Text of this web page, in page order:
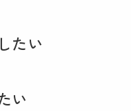
たい
い